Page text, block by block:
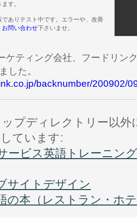
す。
ありテスト中です。エラーや、改善
お問い合わせ下さいませ。
ケティング会社、フードリン
した。
backnumber/200902/
プディレクトリー以外
ています:
ービス英語トレーニン
サイトデザイン
の本（レストラン・ホ